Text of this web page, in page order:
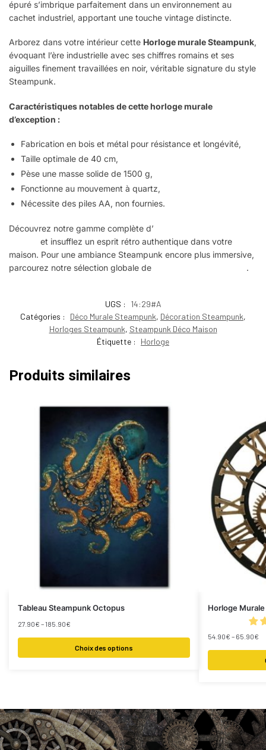
épuré s’imbrique parfaitement dans un environnement au
cachet industriel, apportant une touche vintage distincte.
Arborez dans votre intérieur cette Horloge murale Steampunk,
évoquant l’ère industrielle avec ses chiffres romains et ses
aiguilles finement travaillées en noir, véritable signature du style
Steampunk.
Caractéristiques notables de cette horloge murale
d’exception :
Fabrication en bois et métal pour résistance et longévité,
Taille optimale de 40 cm,
Pèse une masse solide de 1500 g,
Fonctionne au mouvement à quartz,
Nécessite des piles AA, non fournies.
Découvrez notre gamme complète d’
et insufflez un esprit rétro authentique dans votre
maison. Pour une ambiance Steampunk encore plus immersive,
parcourez notre sélection globale de
.
UGS :
14:29#A
Catégories :
Déco Murale Steampunk, Décoration Steampunk,
Horloges Steampunk, Steampunk Déco Maison
Étiquette :
Horloge
Produits similaires
Tableau Steampunk Octopus
27.90€ –185.90€
Choix des options
Horloge
54.90€ – 65.90€